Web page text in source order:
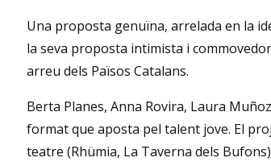
Una proposta genuïna, arrelada en la
la seva proposta intimista i
arreu dels Països Catalans.
Berta Planes, Anna Rovira, Laura
format que aposta pel talent jove. El
teatre (Rhümia, La Taverna dels